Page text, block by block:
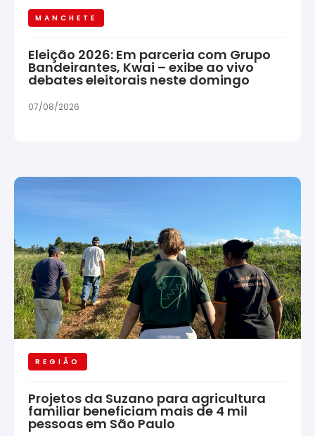
MANCHETE
Eleição 2026: Em parceria com Grupo
Bandeirantes, Kwai – exibe ao vivo
debates eleitorais neste domingo
07/08/2026
REGIÃO
Projetos da Suzano para agricultura
familiar beneficiam mais de 4 mil
pessoas em São Paulo